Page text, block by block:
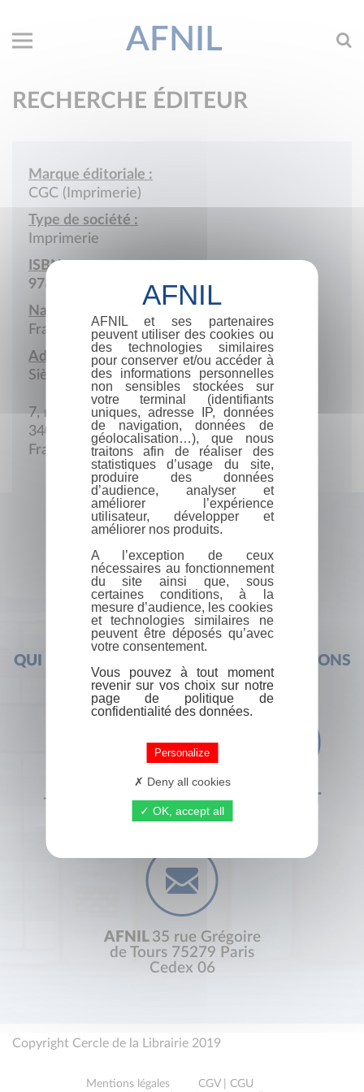
AFNIL
RECHERCHE ÉDITEUR
Marque éditoriale :
CGC (Imprimerie)
Type de société :
Imprimerie
ISBN :
978-2-900865
Nationalité :
France
Adresse :
Siège social
7, rue Dom-Vaissette
34000 Montpellier
France
QUI SOMMES-NOUS ? FOIRE AUX QUESTIONS
+33 (0) 1 44 41 29 19 CONTACT
AFNIL 35 rue Grégoire
de Tours 75279 Paris
Cedex 06
Copyright Cercle de la Librairie 2019
Mentions légales
CGV | CGU
AFNIL et ses partenaires
peuvent utiliser des cookies ou
des technologies similaires
pour conserver et/ou accéder à
des informations personnelles
non sensibles stockées sur
votre terminal (identifiants
uniques, adresse IP, données
de navigation, données de
géolocalisation…), que nous
traitons afin de réaliser des
statistiques d’usage du site,
produire des données
d’audience, analyser et
améliorer l’expérience
utilisateur, développer et
améliorer nos produits.
A l’exception de ceux
nécessaires au fonctionnement
du site ainsi que, sous
certaines conditions, à la
mesure d’audience, les cookies
et technologies similaires ne
peuvent être déposés qu’avec
votre consentement.
Vous pouvez à tout moment
revenir sur vos choix sur notre
page de politique de
confidentialité des données.
Personalize
Deny all cookies
OK, accept all